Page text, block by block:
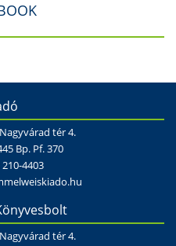
tér 4.
Bp. Pf. 370
210-4403
tér 4.